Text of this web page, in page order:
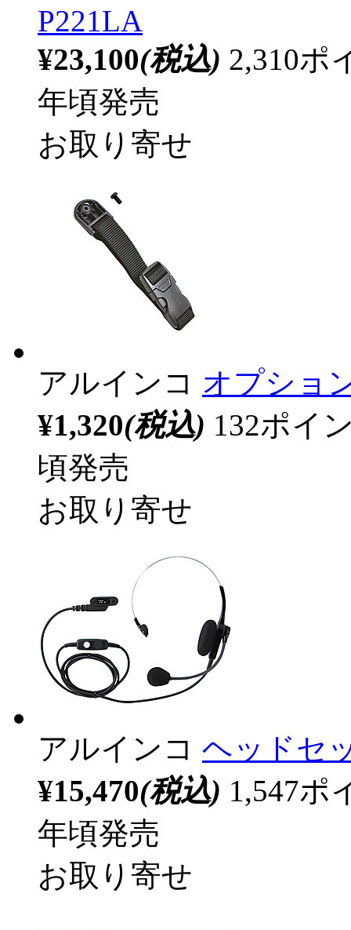
P221LA
¥23,100(税込) 2,310ポ
年頃発売
お取り寄せ
アルインコ オプショ
¥1,320(税込) 132ポイ
頃発売
お取り寄せ
アルインコ ヘッドセ
¥15,470(税込) 1,547ポ
年頃発売
お取り寄せ